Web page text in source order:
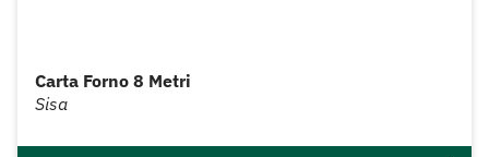
Carta Forno 8 Metri
Sisa